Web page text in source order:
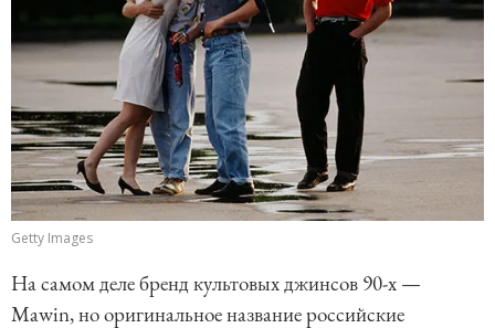
Getty Images
На самом деле бренд культовых джинсов 90-х —
Mawin, но оригинальное название российские